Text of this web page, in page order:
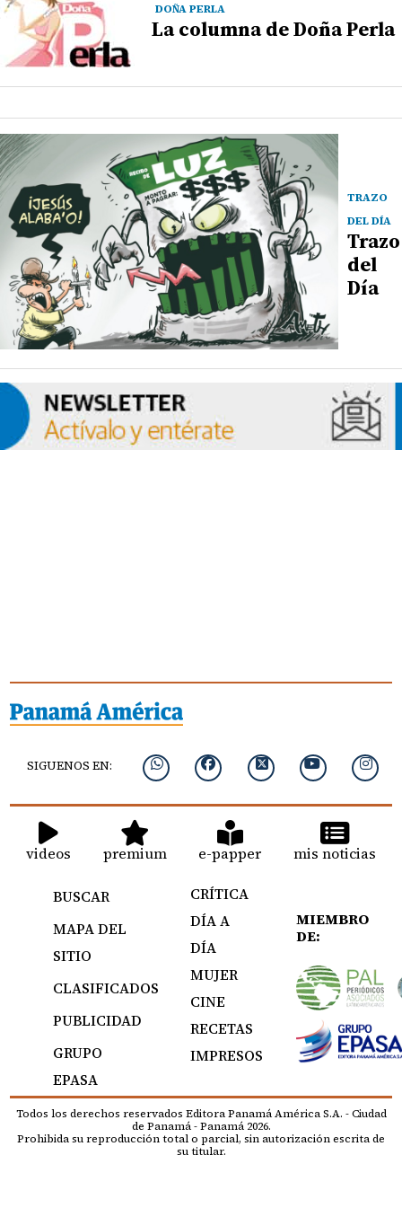
DOÑA PERLA
La columna de Doña Perla
TRAZO
DEL DÍA
Trazo
del
Día
SIGUENOS EN:
videos premium e-papper mis noticias
BUSCAR
MAPA DEL
SITIO
CLASIFICADOS
PUBLICIDAD
GRUPO
EPASA
CRÍTICA
DÍA A
DÍA
MUJER
CINE
RECETAS
IMPRESOS
MIEMBRO
DE:
Todos los derechos reservados Editora Panamá América S.A. - Ciudad
de Panamá - Panamá 2026.
Prohibida su reproducción total o parcial, sin autorización escrita de
su titular.